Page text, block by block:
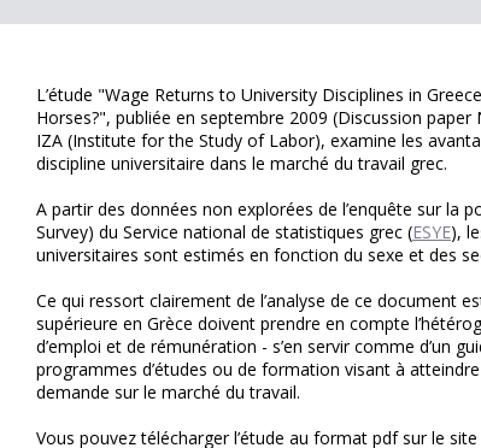
L’étude "Wage Returns to University Disciplines in
Horses?", publiée en septembre 2009 (Discussion
IZA (Institute for the Study of Labor), examine les
discipline universitaire dans le marché du travail grec.
A partir des données non explorées de l’enquête sur la
Survey) du Service national de statistiques grec (ESYE),
universitaires sont estimés en fonction du sexe et des
Ce qui ressort clairement de l’analyse de ce document
supérieure en Grèce doivent prendre en compte
d’emploi et de rémunération - s’en servir comme d’un
programmes d’études ou de formation visant à
demande sur le marché du travail.
Vous pouvez télécharger l’étude au format pdf sur le site